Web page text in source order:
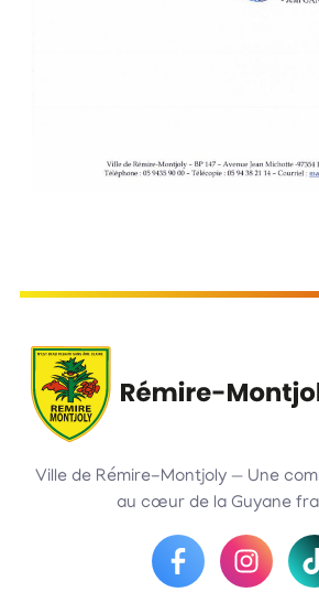
Ville de Rémire-Montjoly — Une
au cœur de la Guyane